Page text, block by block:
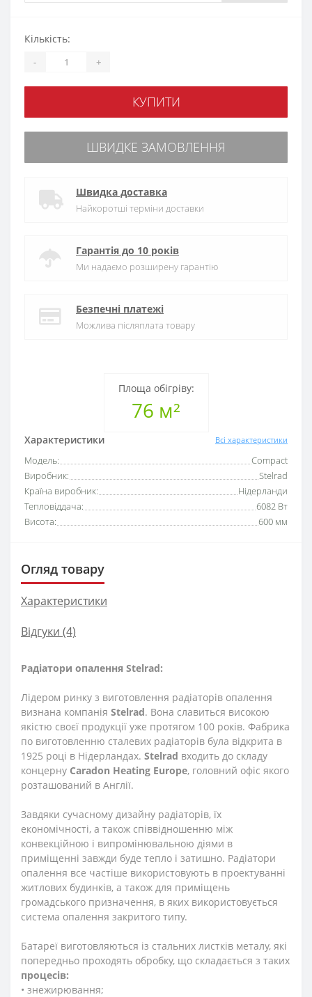
Площа обігріву:
76 м²
Характеристики Всі характеристики
Модель:
Compact
Виробник:
Stelrad
Країна виробник:
Нідерланди
Тепловіддача:
6082 Вт
Висота:
600 мм
Кількість:
- +
КУПИТИ
ШВИДКЕ ЗАМОВЛЕННЯ
Швидка доставка
Найкоротші терміни доставки
Гарантія до 10 років
Ми надаємо розширену гарантію
Безпечні платежі
Можлива післяплата товару
Огляд товару
Характеристики
Відгуки (4)
Радіатори опалення Stelrad:
Лідером ринку з виготовлення радіаторів опалення
визнана компанія Stelrad. Вона славиться високою
якістю своєї продукції уже протягом 100 років. Фабрика
по виготовленню сталевих радіаторів була відкрита в
1925 році в Нідерландах. Stelrad входить до складу
концерну Caradon Heating Europe, головний офіс якого
розташований в Англії.
Завдяки сучасному дизайну радіаторів, їх
економічності, а також співвідношенню між
конвекційною і випромінювальною діями в
приміщенні завжди буде тепло і затишно. Радіатори
опалення все частіше використовують в проектуванні
житлових будинків, а також для приміщень
громадського призначення, в яких використовується
система опалення закритого типу.
Батареї виготовляються із стальних листків металу, які
попередньо проходять обробку, що складається з таких
процесів:
• знежирювання;